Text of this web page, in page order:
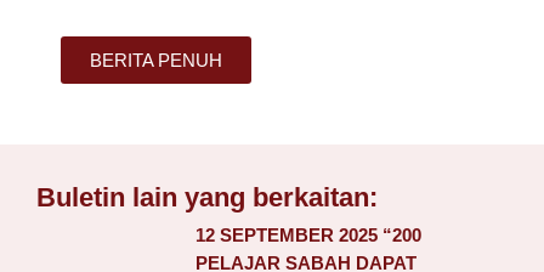
BERITA PENUH
Buletin lain yang berkaitan:
12 SEPTEMBER 2025 “200
PELAJAR SABAH DAPAT